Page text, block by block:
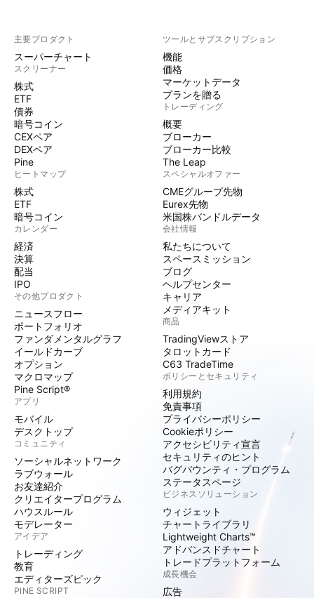
主要プロダクト
スーパーチャート
スクリーナー
株式
ETF
債券
暗号コイン
CEXペア
DEXペア
Pine
ヒートマップ
株式
ETF
暗号コイン
カレンダー
経済
決算
配当
IPO
その他プロダクト
ニュースフロー
ポートフォリオ
ファンダメンタルグラフ
イールドカーブ
オプション
マクロマップ
Pine Script®
アプリ
モバイル
デスクトップ
コミュニティ
ソーシャルネットワーク
ラブウォール
お友達紹介
クリエイタープログラム
ハウスルール
モデレーター
アイデア
トレーディング
教育
エディターズピック
PINE SCRIPT
ツールとサブスクリプション
機能
価格
マーケットデータ
プランを贈る
トレーディング
概要
ブローカー
ブローカー比較
The Leap
スペシャルオファー
CMEグループ先物
Eurex先物
米国株バンドルデータ
会社情報
私たちについて
スペースミッション
ブログ
ヘルプセンター
キャリア
メディアキット
商品
TradingViewストア
タロットカード
C63 TradeTime
ポリシーとセキュリティ
利用規約
免責事項
プライバシーポリシー
Cookieポリシー
アクセシビリティ宣言
セキュリティのヒント
バグバウンティ・プログラム
ステータスページ
ビジネスソリューション
ウィジェット
チャートライブラリ
Lightweight Charts™
アドバンスドチャート
トレードプラットフォーム
成長機会
広告